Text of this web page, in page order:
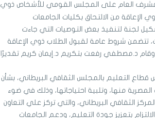
العام على المجلس القومي للأشخاص ذوي
الإعاقة من الالتحاق بكليات الجامعات
لجنة لتنفيذ بعض التوصيات التي جاءت
تتضمن شروط عامة لقبول الطلاب ذوي الإعاقة
د.مصطفي رفعت بتكريم د.إيمان كريم تقديرًا
التعليم بالمجلس الثقافي البريطاني، بشأن
منها، وتلبية احتياجاتها، وذلك في ضوء
الثقافي البريطاني، والتي تركز علي التعاون
بتعزيز جودة التعليم، ودعم الجامعات